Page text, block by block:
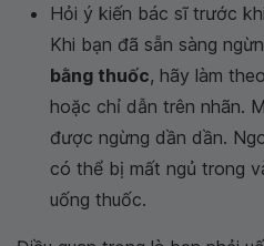
Hỏi ý kiến bác sĩ trước
Khi bạn đã sẵn sàng
bằng thuốc, hãy làm
hoặc chỉ dẫn trên nhãn.
được ngừng dần dần.
có thể bị mất ngủ trong
uống thuốc.